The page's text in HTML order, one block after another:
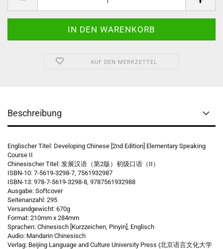
AUF DEN MERKZETTEL
Beschreibung
Englischer Titel: Developing Chinese [2nd Edition] Elementary Speaking
Course II
Chinesischer Titel: 发展汉语（第2版）初级口语（II）
ISBN-10: 7-5619-3298-7, 7561932987
ISBN-13: 978-7-5619-3298-8, 9787561932988
Ausgabe: Softcover
Seitenanzahl: 295
Versandgewicht: 670g
Format: 210mm x 284mm
Sprachen: Chinesisch [Kurzzeichen, Pinyin], Englisch
Audio: Mandarin Chinesisch
Verlag: Beijing Language and Culture University Press (北京语言文化大学